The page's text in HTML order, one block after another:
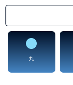
丸